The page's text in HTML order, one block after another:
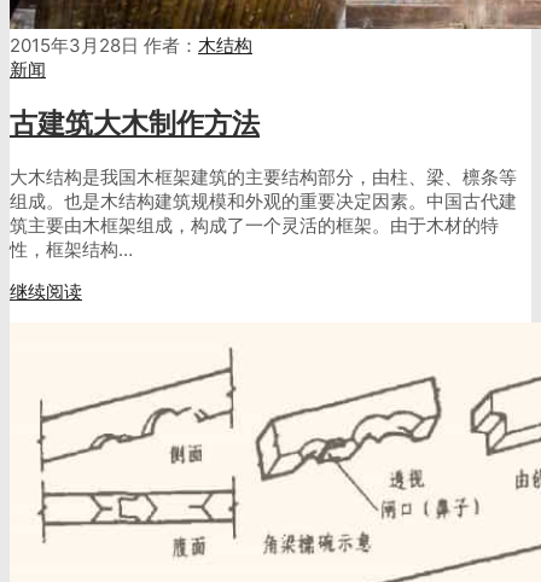
2015年3月28日 作者： 木结构
新闻
古建筑大木制作方法
大木结构是我国木框架建筑的主要结构部分，由柱、梁、檩条等
组成。也是木结构建筑规模和外观的重要决定因素。中国古代建
筑主要由木框架组成，构成了一个灵活的框架。由于木材的特
性，框架结构…
继续阅读